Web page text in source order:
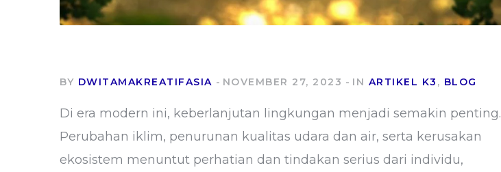
BY DWITAMAKREATIFASIA NOVEMBER 27, 2023 IN ARTIKEL K3 , BLOG
Di era modern ini, keberlanjutan lingkungan menjadi semakin penting.
Perubahan iklim, penurunan kualitas udara dan air, serta kerusakan
ekosistem menuntut perhatian dan tindakan serius dari individu,